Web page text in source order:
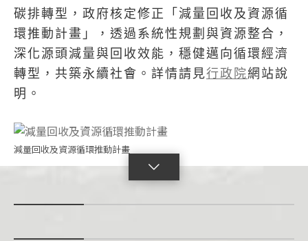
碳排轉型，政府核定修正「減量回收及資源循
環推動計畫」，透過系統性規劃與資源整合，
深化源頭減量與回收效能，穩健邁向循環經濟
轉型，共築永續社會。詳情請見行政院網站說
明。
減量回收及資源循環推動計畫